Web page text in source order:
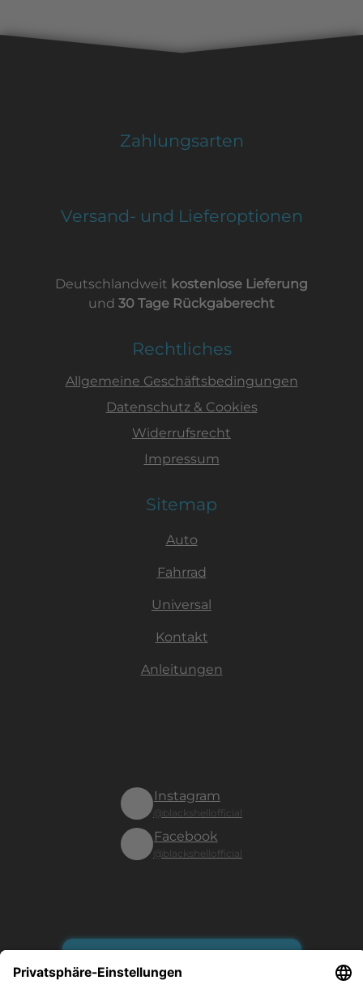
Zahlungsarten
Versand- und Lieferoptionen
Deutschlandweit kostenlose Lieferung
und 30 Tage Rückgaberecht
Rechtliches
Allgemeine Geschäftsbedingungen
Datenschutz & Cookies
Widerrufsrecht
Impressum
Sitemap
Auto
Fahrrad
Universal
Kontakt
Anleitungen
Instagram
@blackshellofficial
Facebook
@blackshellofficial
Es gilt unsere Datenschutzerklärung